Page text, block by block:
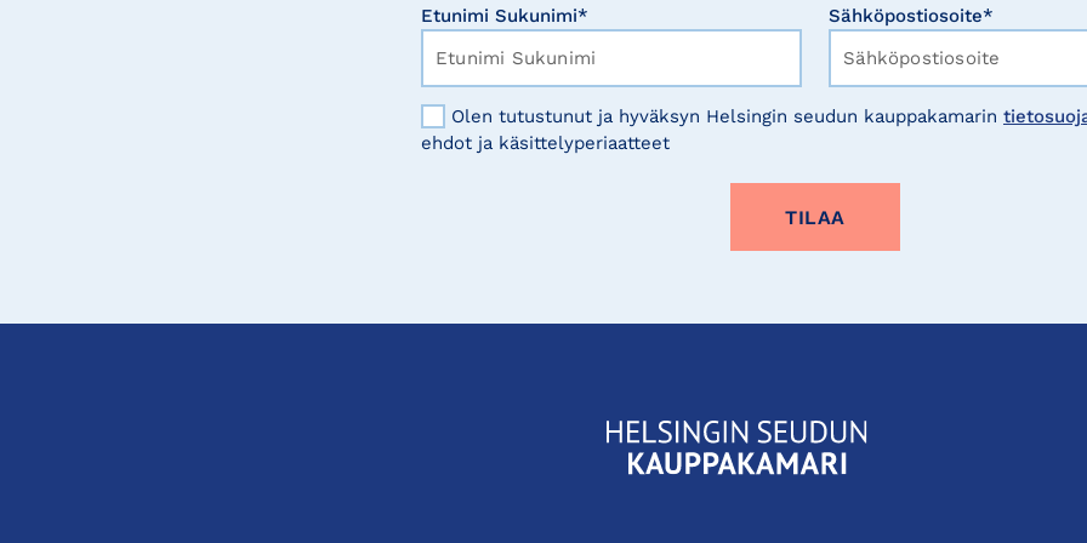
Etunimi Sukunimi* Sähköpostiosoite*
Olen tutustunut ja hyväksyn Helsingin seudun kauppakamarin
ehdot ja käsittelyperiaatteet
KauppakamariHelsingin
seudun